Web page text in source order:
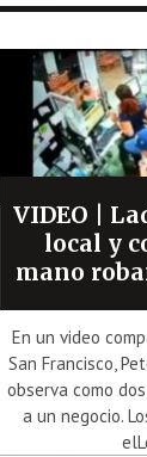
VIDEO |
local y
mano
En un video
San Francisco,
observa como
a un negocio.